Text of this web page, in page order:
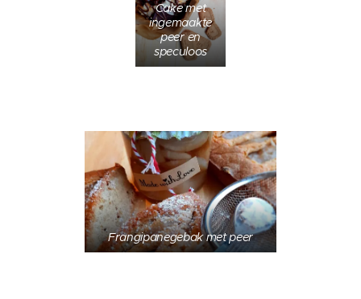
Cake met
ingemaakte
peer en
speculoos
Frangipanegebak met peer